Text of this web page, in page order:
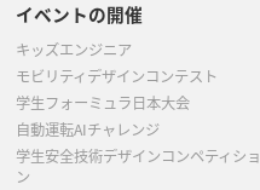
イベントの開催
キッズエンジニア
モビリティデザインコンテスト
学生フォーミュラ日本大会
自動運転AIチャレンジ
学生安全技術デザインコンペティショ
ン